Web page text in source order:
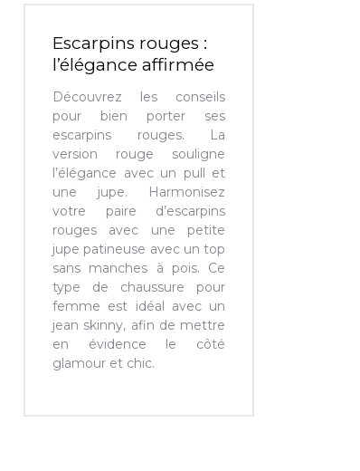
Escarpins rouges :
l’élégance affirmée
Découvrez les conseils
pour bien porter ses
escarpins rouges. La
version rouge souligne
l’élégance avec un pull et
une jupe. Harmonisez
votre paire d’escarpins
rouges avec une petite
jupe patineuse avec un top
sans manches à pois. Ce
type de chaussure pour
femme est idéal avec un
jean skinny, afin de mettre
en évidence le côté
glamour et chic.